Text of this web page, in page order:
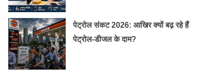
पेट्रोल संकट 2026: आखिर क्यों बढ़ रहे हैं
पेट्रोल-डीजल के दाम?